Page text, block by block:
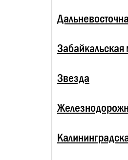
Забайкальская
Звезда